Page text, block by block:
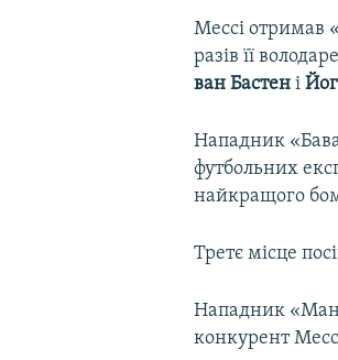
Мессі отримав
разів її
ван Бастені
Нападник
футбольних
найкращого
Третє місце
Нападник
конкурент